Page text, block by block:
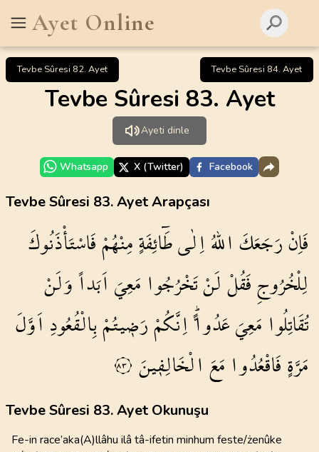
Ayet Online
Tevbe Sûresi 82. Ayet Tevbe Sûresi 84. Ayet
Tevbe Sûresi 83. Ayet
Ayeti dinle
Whatsapp X (Twitter) Facebook
Tevbe Sûresi 83. Ayet Arapçası
فَاِنْرَجَعَكَاللّٰهُاِلٰىطَٓائِفَةٍمِنْهُمْفَاسْتَأْذَنُوكَ
لِلْخُرُوجِفَقُلْلَنْتَخْرُجُوا مَعِيَاَبَداًوَلَنْ
تُقَاتِلُوا مَعِيَعَدُواًّۜاِنَّكُمْرَض۪يتُمْبِالْقُعُودِ اَوَّلَ
مَرَّةٍفَاقْعُدُوا مَعَالْخَالِف۪ينَ ٨٣
Tevbe Sûresi 83. Ayet Okunuşu
Fe-in race’aka(A)llâhu ilâ tâ-ifetin minhum feste/żenûke